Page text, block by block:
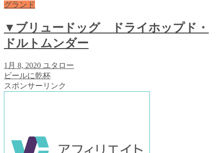
グランド
▼ブリュードッグ ドライホップド・
ドルトムンダー
1月 8, 2020 ユタロー
ビールに乾杯
スポンサーリンク